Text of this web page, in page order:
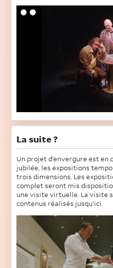
La suite ?
Un projet d’envergure est en
jubilée, les expositions
trois dimensions. Les
complet seront mis
une visite virtuelle. La visite
contenus réalisés jusqu’ici.